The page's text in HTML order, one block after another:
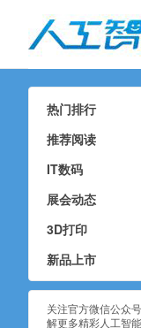
人工
热门排行
推荐阅读
IT数码
展会动态
3D打印
新品上市
关注官方微信公众
解更多精彩人工智